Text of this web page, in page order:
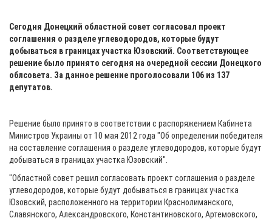
Сегодня Донецкий областной совет согласовал проект
соглашения о разделе углеводородов, которые будут
добываться в границах участка Юзовский. Соответствующее
решение было принято сегодня на очередной сессии Донецкого
облсовета. За данное решение проголосовали 106 из 137
депутатов.
Решение было принято в соответствии с распоряжением Кабинета
Министров Украины от 10 мая 2012 года "Об определении победителя
на составление соглашения о разделе углеводородов, которые будут
добываться в границах участка Юзовский".
"Областной совет решил согласовать проект соглашения о разделе
углеводородов, которые будут добываться в границах участка
Юзовский, расположенного на территории Краснолиманского,
Славянского, Александровского, Константиновского, Артемовского,